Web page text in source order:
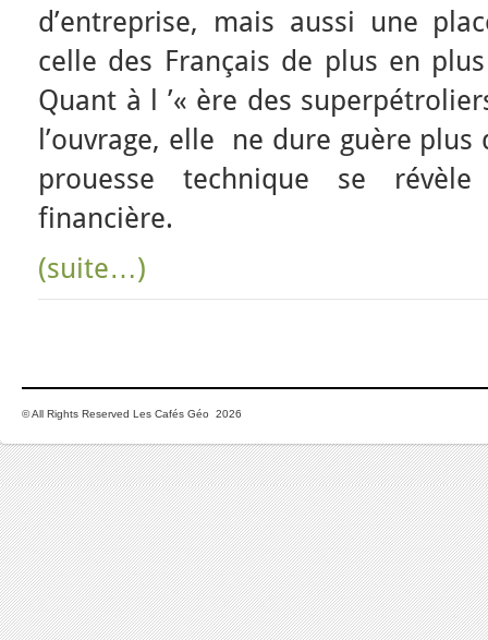
d’entreprise, mais aussi une
celle des Français de plus en
Quant à l ’« ère des
l’ouvrage, elle ne dure guère
prouesse technique se
financière.
(suite…)
© All Rights Reserved Les Cafés Géo 2026